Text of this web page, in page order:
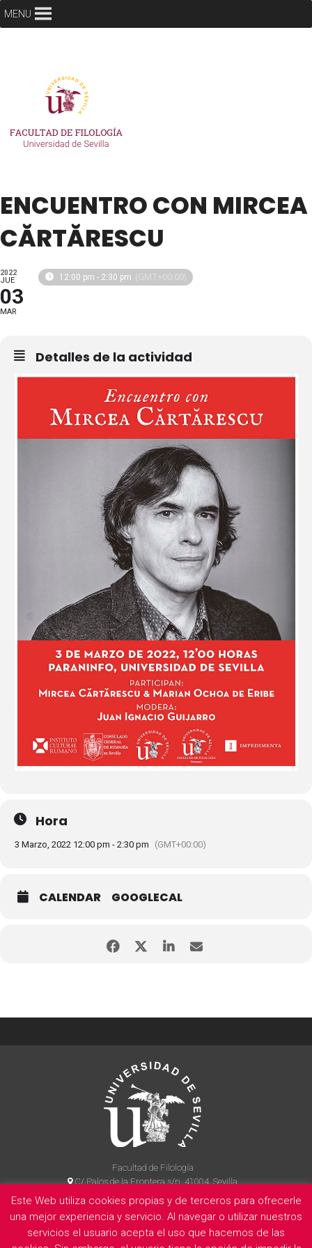
MENU
ENCUENTRO CON MIRCEA
CĂRTĂRESCU
2022
JUE
03
MAR
12:00 pm - 2:30 pm (GMT+00:00)
Detalles de la actividad
Hora
3 Marzo, 2022 12:00 pm - 2:30 pm (GMT+00:00)
CALENDAR GOOGLECAL
Facultad de Filología
C/ Palos de la Frontera s/n, 41004, Sevilla
954 55 14 90
Este Web utiliza cookies propias y de terceros para ofrecerle
una mejor experiencia y servicio. Al navegar o utilizar nuestros
servicios el usuario acepta el uso que hacemos de las